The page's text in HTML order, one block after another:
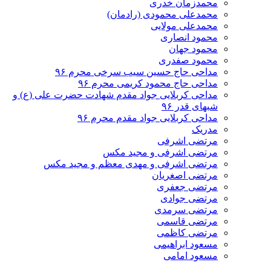
محمدزمان خدری
محمدعلی محمودی (رادمان)
محمدعلی مولایی
محمود انصاری
محمود جهان
محمود صفدری
مداحی حاج حسین سیب سرخی محرم ۹۶
مداحی حاج محمود کریمی محرم ۹۶
مداحی کربلایی جواد مقدم شهادت حضرت علی (ع) و
شبهای قدر ۹۶
مداحی کربلایی جواد مقدم محرم ۹۶
مدریک
مرتضی اشرفی
مرتضی اشرفی و مجید مکس
مرتضی اشرفی و مهدی معظم و مجید مکس
مرتضی اصغریان
مرتضی جعفری
مرتضی جوادی
مرتضی سرمدی
مرتضی قاسمی
مرتضی کاظمی
مسعود ابراهیمی
مسعود امامی